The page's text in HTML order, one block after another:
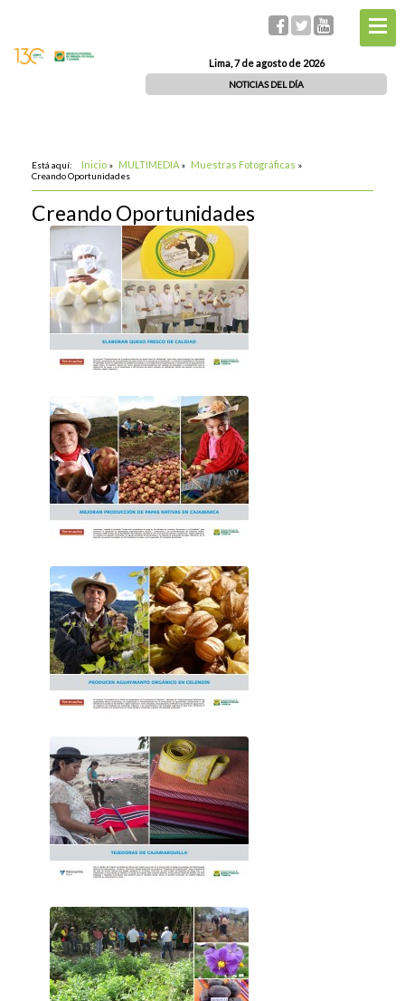
Lima, 7 de agosto de 2026
NOTICIAS DEL DÍA
Está aquí: Inicio » MULTIMEDIA » Muestras Fotográficas »
Creando Oportunidades
Creando Oportunidades